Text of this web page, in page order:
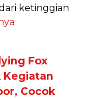
ketinggian
Fox
Kegiatan
Cocok